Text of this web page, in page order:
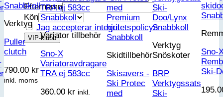
Efternamn
Kön
Jag accepterar integritetspolicyn
Snabbkoll
Verktyg
Puller
clutch
790.00 kr
inkl. moms
Snabbkoll
Variator tillbehör
Sno-X
Variatoravdragare
TRA ej 583cc
360.00 kr inkl.
Snabbkoll
Skidtillbehör
Skisavers -
Ski Protec
med
Snabbkoll
Verktyg
Snöskoter
BRP
Verktygssats
Ski-
Sno-
Ski-